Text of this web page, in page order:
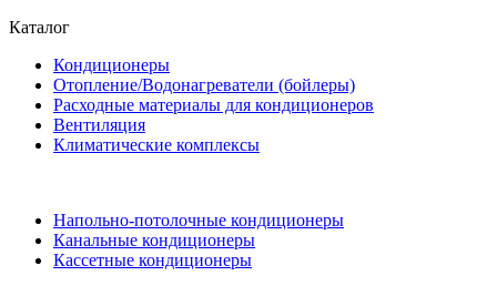
Каталог
Кондиционеры
Отопление/Водонагреватели (бойлеры)
Расходные материалы для кондиционеров
Вентиляция
Климатические комплексы
Напольно-потолочные кондиционеры
Канальные кондиционеры
Кассетные кондиционеры